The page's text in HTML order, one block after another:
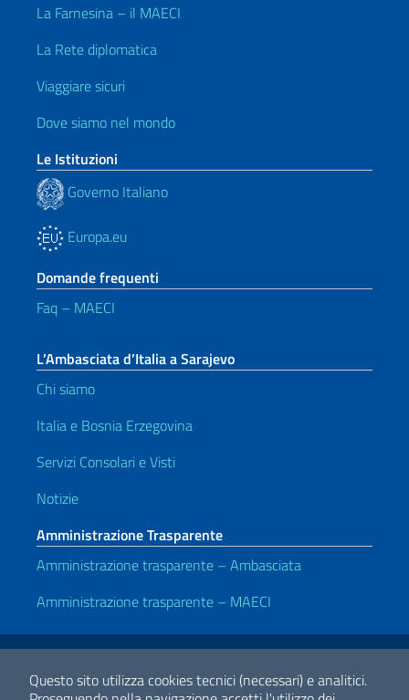
Questo sito utilizza cookies tecnici (necessari) e analitici.
La Farnesina – il MAECI
La Rete diplomatica
Viaggiare sicuri
Dove siamo nel mondo
Le Istituzioni
Governo Italiano
Europa.eu
Domande frequenti
Faq – MAECI
L’Ambasciata d’Italia a Sarajevo
Chi siamo
Italia e Bosnia Erzegovina
Servizi Consolari e Visti
Notizie
Amministrazione Trasparente
Amministrazione trasparente – Ambasciata
Amministrazione trasparente – MAECI
Link Utili